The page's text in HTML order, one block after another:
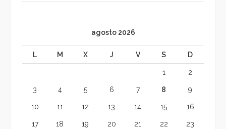
agosto 2026
L M X J V S D
1 2
3 4 5 6 7 8 9
10 11 12 13 14 15 16
17 18 19 20 21 22 23